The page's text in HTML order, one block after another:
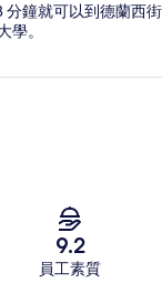
分鐘就可以到德蘭西街
學。
9.2
員工素質